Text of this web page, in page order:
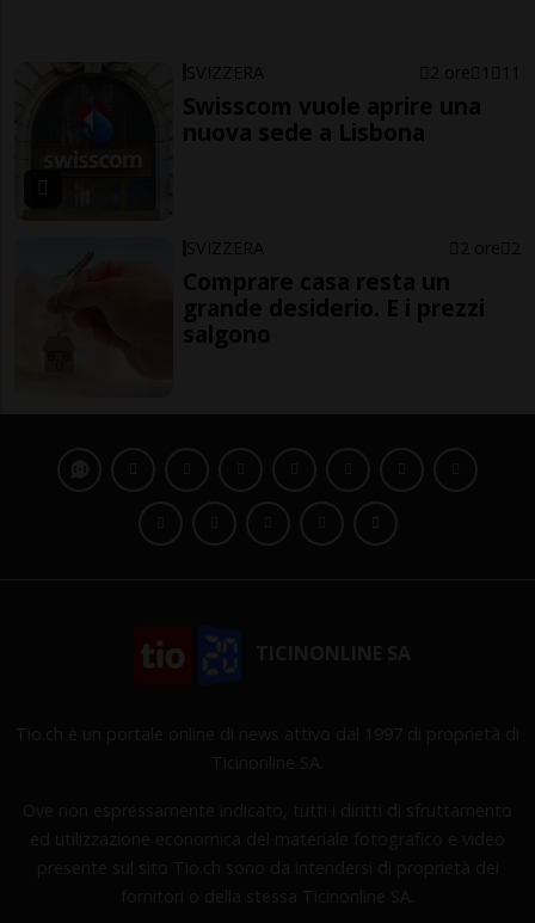
SVIZZERA 2 ore 1 11
Swisscom vuole aprire una
nuova sede a Lisbona
SVIZZERA 2 ore 2
Comprare casa resta un
grande desiderio. E i prezzi
salgono